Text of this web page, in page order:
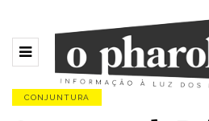
CONJUNTURA